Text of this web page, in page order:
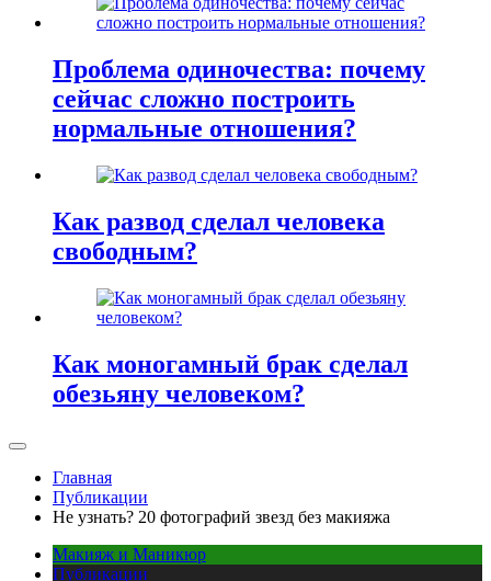
Проблема одиночества: почему
сейчас сложно построить
нормальные отношения?
Как развод сделал человека
свободным?
Как моногамный брак сделал
обезьяну человеком?
Главная
Публикации
Не узнать? 20 фотографий звезд без макияжа
Макияж и Маникюр
Публикации